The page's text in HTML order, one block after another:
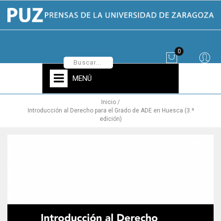
0
MENÚ
Inicio
Introducción al Derecho para el Grado de ADE en Huesca (3.ª
edición)